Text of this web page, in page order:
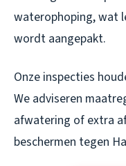
waterophoping, wat
wordt aangepakt.
Onze inspecties
We adviseren
afwatering of extra
beschermen tegen